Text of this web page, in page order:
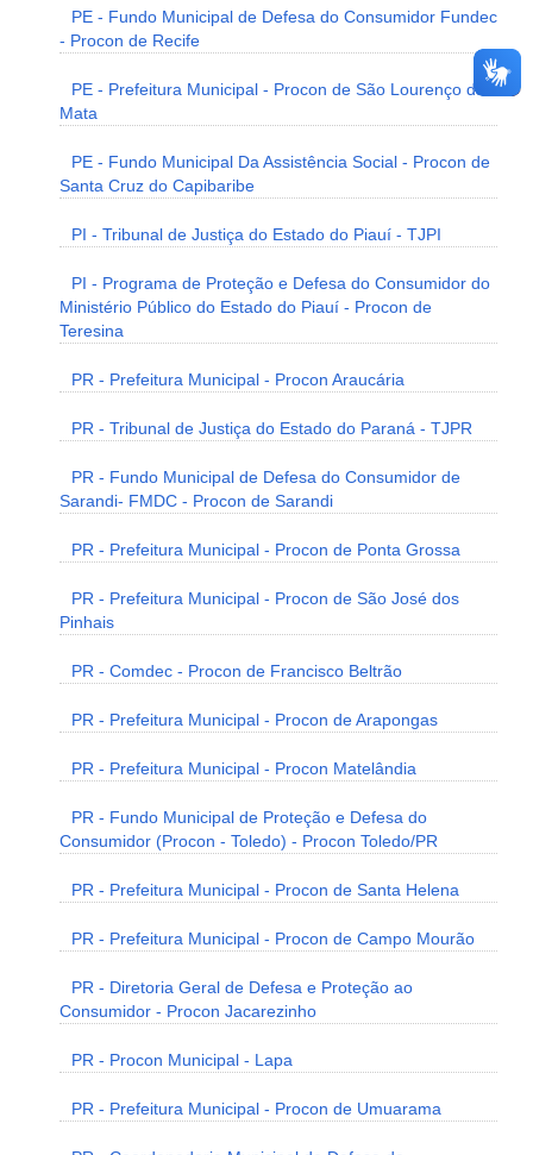
PE - Fundo Municipal de Defesa do Consumidor Fundec
- Procon de Recife
PE - Prefeitura Municipal - Procon de São Lourenço da
Mata
PE - Fundo Municipal Da Assistência Social - Procon de
Santa Cruz do Capibaribe
PI - Tribunal de Justiça do Estado do Piauí - TJPI
PI - Programa de Proteção e Defesa do Consumidor do
Ministério Público do Estado do Piauí - Procon de
Teresina
PR - Prefeitura Municipal - Procon Araucária
PR - Tribunal de Justiça do Estado do Paraná - TJPR
PR - Fundo Municipal de Defesa do Consumidor de
Sarandi- FMDC - Procon de Sarandi
PR - Prefeitura Municipal - Procon de Ponta Grossa
PR - Prefeitura Municipal - Procon de São José dos
Pinhais
PR - Comdec - Procon de Francisco Beltrão
PR - Prefeitura Municipal - Procon de Arapongas
PR - Prefeitura Municipal - Procon Matelândia
PR - Fundo Municipal de Proteção e Defesa do
Consumidor (Procon - Toledo) - Procon Toledo/PR
PR - Prefeitura Municipal - Procon de Santa Helena
PR - Prefeitura Municipal - Procon de Campo Mourão
PR - Diretoria Geral de Defesa e Proteção ao
Consumidor - Procon Jacarezinho
PR - Procon Municipal - Lapa
PR - Prefeitura Municipal - Procon de Umuarama